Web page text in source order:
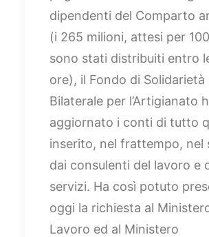
dipendenti del Comparto
(i 265 milioni, attesi per
sono stati distribuiti entro
ore), il Fondo di Solidarietà
Bilaterale per l’Artigianato
aggiornato i conti di tutto
inserito, nel frattempo, nel
dai consulenti del lavoro e
servizi. Ha così potuto
oggi la richiesta al
Lavoro ed al Ministero